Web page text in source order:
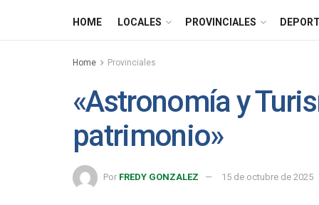
HOME LOCALES PROVINCIALES
Home Provinciales
«Astronomía y
patrimonio»
Por FREDY GONZALEZ 15 de octubre de 2025